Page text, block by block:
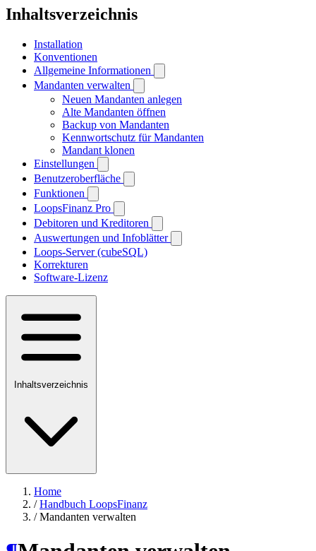
Inhaltsverzeichnis
Installation
Konventionen
Allgemeine Informationen
Mandanten verwalten
Neuen Mandanten anlegen
Alte Mandanten öffnen
Backup von Mandanten
Kennwortschutz für Mandanten
Mandant klonen
Einstellungen
Benutzeroberfläche
Funktionen
LoopsFinanz Pro
Debitoren und Kreditoren
Auswertungen und Infoblätter
Loops-Server (cubeSQL)
Korrekturen
Software-Lizenz
Inhaltsverzeichnis
Home
/ Handbuch LoopsFinanz
/ Mandanten verwalten